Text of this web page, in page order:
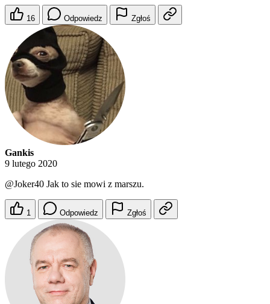
16 Odpowiedz Zgłoś
Gankis
9 lutego 2020
@Joker40 Jak to sie mowi z marszu.
1 Odpowiedz Zgłoś